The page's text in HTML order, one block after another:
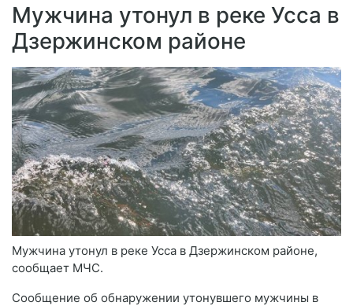
Мужчина утонул в реке Усса в
Дзержинском районе
Мужчина утонул в реке Усса в Дзержинском районе,
сообщает МЧС.
Сообщение об обнаружении утонувшего мужчины в